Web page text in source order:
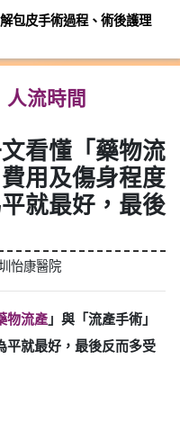
包皮手術過程、術後護理
人流時間
看懂「藥物流
用及傷身程度
就最好，最後
怡康醫院
物流產 」與「流產手術」
平就最好，最後反而多受